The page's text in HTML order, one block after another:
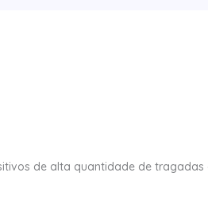
de alta quantidade de tragadas